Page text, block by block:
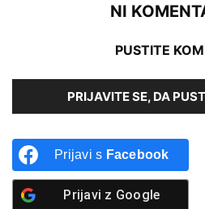
NI
PUSTITE
PRIJAVITE SE, DA
Prijavi s Facebook
Prijavi z Google